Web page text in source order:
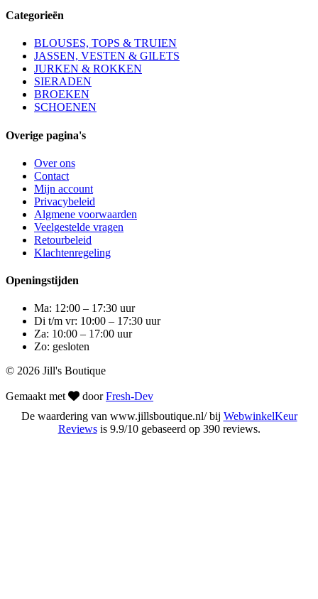
Categorieën
BLOUSES, TOPS & TRUIEN
JASSEN, VESTEN & GILETS
JURKEN & ROKKEN
SIERADEN
BROEKEN
SCHOENEN
Overige pagina's
Over ons
Contact
Mijn account
Privacybeleid
Algmene voorwaarden
Veelgestelde vragen
Retourbeleid
Klachtenregeling
Openingstijden
Ma: 12:00 – 17:30 uur
Di t/m vr: 10:00 – 17:30 uur
Za: 10:00 – 17:00 uur
Zo: gesloten
© 2026 Jill's Boutique
Gemaakt met doorFresh-Dev
De waardering van www.jillsboutique.nl/ bij WebwinkelKeur
Reviewsis 9.9/10 gebaseerd op 390 reviews.